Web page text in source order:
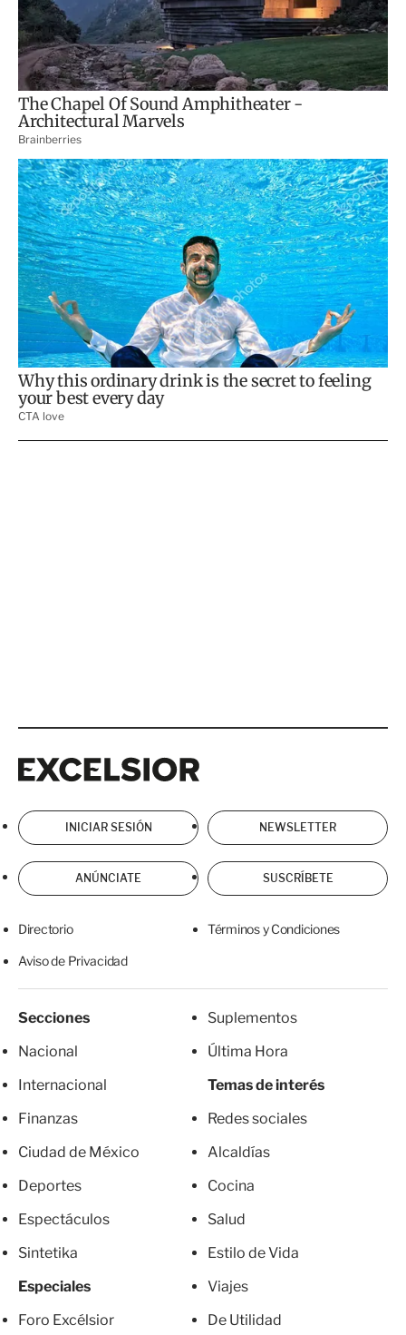
INICIAR SESIÓN NEWSLETTER
ANÚNCIATE SUSCRÍBETE
Directorio Términos y Condiciones
Aviso de Privacidad
Secciones
Nacional
Internacional
Finanzas
Ciudad de México
Deportes
Espectáculos
Sintetika
Especiales
Foro Excélsior
Suplementos
Última Hora
Temas de interés
Redes sociales
Alcaldías
Cocina
Salud
Estilo de Vida
Viajes
De Utilidad